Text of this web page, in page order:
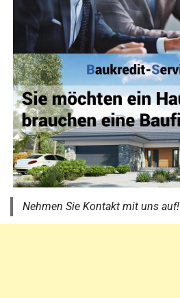
Nehmen Sie Kontakt mit uns auf!